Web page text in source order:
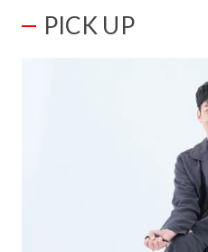
PICK UP